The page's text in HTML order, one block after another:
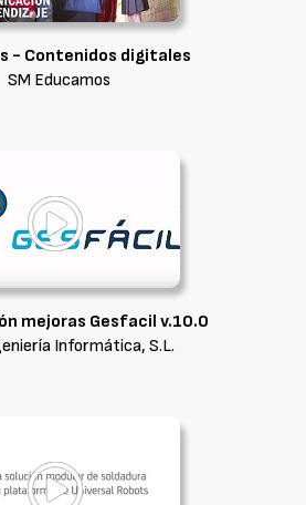
- Contenidos digitales
SM Educamos
mejoras Gesfacil v.10.0
Informática, S.L.